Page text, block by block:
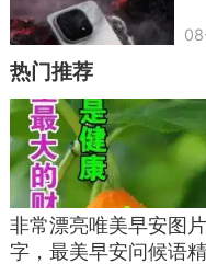
天上不会掉馅饼
机、送家电、送红包。
所有陌生中奖、
引流、套信息、骗
七、亲友借钱、让
转钱
热门推荐
非常漂亮唯美早安图
字，最美早安问候语